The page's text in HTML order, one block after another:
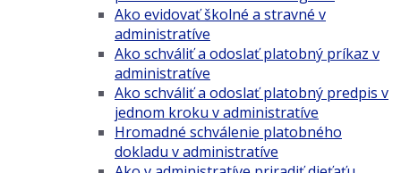
Ako evidovať školné a stravné v
administratíve
Ako schváliť a odoslať platobný príkaz v
administratíve
Ako schváliť a odoslať platobný predpis v
jednom kroku v administratíve
Hromadné schválenie platobného
dokladu v administratíve